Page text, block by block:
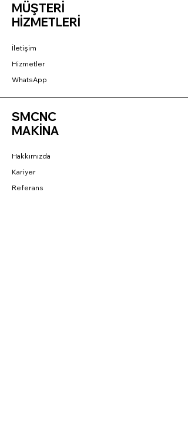
MÜŞTERİ
HİZMETLERİ
İletişim
Hizmetler
WhatsApp
SMCNC
MAKİNA
Hakkımızda
Kariyer
Referans